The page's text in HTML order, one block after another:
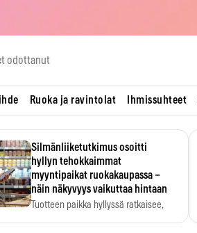
odottanut
Ruoka ja ravintolat Ihmissuhteet
Silmänliiketutkimus osoitti
hyllyn tehokkaimmat
myyntipaikat ruokakaupassa –
näin näkyvyys vaikuttaa hintaan
Tuotteen paikka hyllyssä ratkaisee,